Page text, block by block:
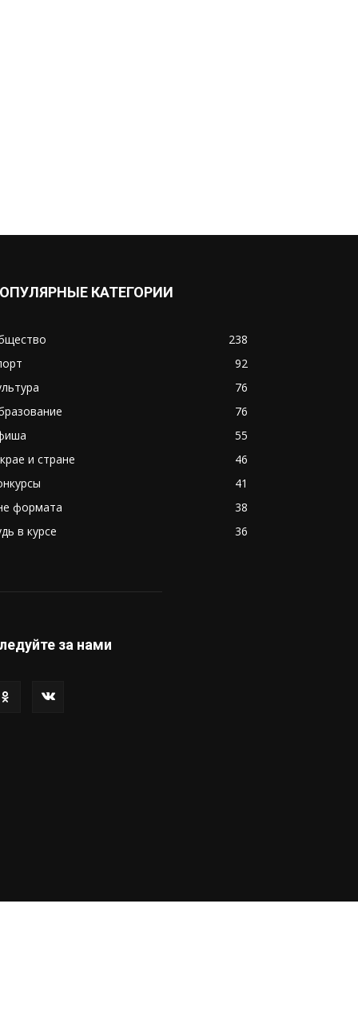
КАТЕГОРИИ
238
92
76
76
55
и стране
46
41
формата
38
в курсе
36
за нами